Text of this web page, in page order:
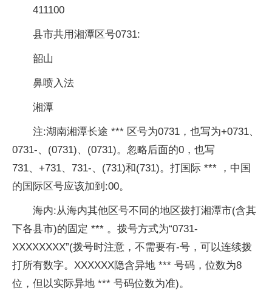
411100
县市共用湘潭区号0731:
韶山
鼻喷入法
湘潭
注:湖南湘潭长途 *** 区号为0731，也写为+0731、
0731-、(0731)、(0731)。忽略后面的0，也写
731、+731、731-、(731)和(731)。打国际 *** ，中国
的国际区号应该加到:00。
海内:从海内其他区号不同的地区拨打湘潭市(含其
下各县市)的固定 *** 。拨号方式为“0731-
XXXXXXXX”(拨号时注意，不需要有-号，可以连续拨
打所有数字。XXXXXX隐含异地 *** 号码，位数为8
位，但以实际异地 *** 号码位数为准)。